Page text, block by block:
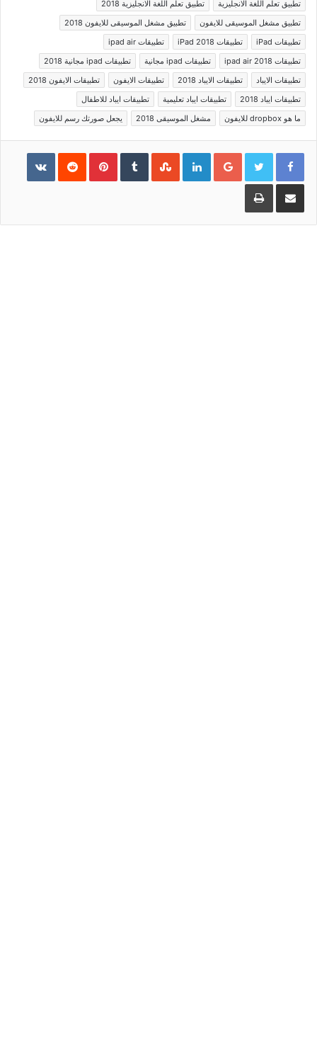
تطبيق تعلم اللغة الانجليزية
تطبيق تعلم اللغة الانجليزية 2018
تطبيق مشغل الموسيقى للايفون
تطبيق مشغل الموسيقى للايفون 2018
تطبيقات iPad
تطبيقات iPad 2018
تطبيقات ipad air
تطبيقات ipad air 2018
تطبيقات ipad مجانية
تطبيقات ipad مجانية 2018
تطبيقات الايباد
تطبيقات الايباد 2018 تطبيقات الايفون
تطبيقات الايفون 2018
تطبيقات ايباد 2018
تطبيقات ايباد تعليمية
تطبيقات ايباد للاطفال
ما هو dropbox للايفون
مشغل الموسيقى 2018 يجعل صورتك رسم للايفون
Google+
LinkedIn
Pinterest
مشاركة عبر البريد طباعة